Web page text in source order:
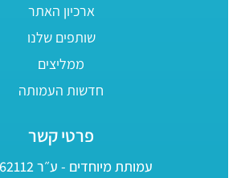
ארכיון האתר
שותפים שלנו
ממליצים
חדשות העמותה
פרטי קשר
עמותת מיוחדים - ע״ר 580662112